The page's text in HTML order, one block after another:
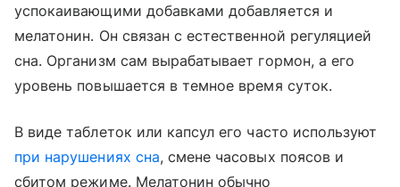
успокаивающими добавками добавляется и
мелатонин. Он связан с естественной регуляцией
сна. Организм сам вырабатывает гормон, а его
уровень повышается в темное время суток.
В виде таблеток или капсул его часто используют
при нарушениях сна, смене часовых поясов и
сбитом режиме. Мелатонин обычно